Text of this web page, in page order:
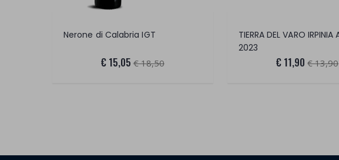
Nerone di Calabria IGT
€ 15,05 € 18,50
2023
€ 11,90 € 13,90